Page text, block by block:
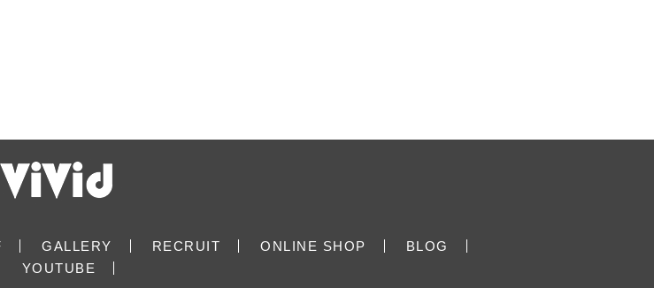
GALLERY RECRUIT ONLINE SHOP
BLOG
YOUTUBE